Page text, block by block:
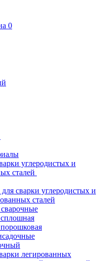
0
углеродистых и
сталей
сварки углеродистых и
сталей
легированных